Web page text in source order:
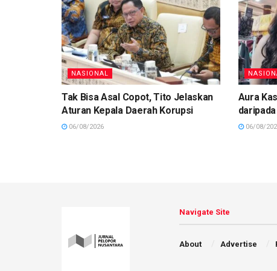
NASIONAL
Tak Bisa Asal Copot, Tito Jelaskan
Aturan Kepala Daerah Korupsi
06/08/2026
Aura
06/08/
Navigate Site
About Advertise